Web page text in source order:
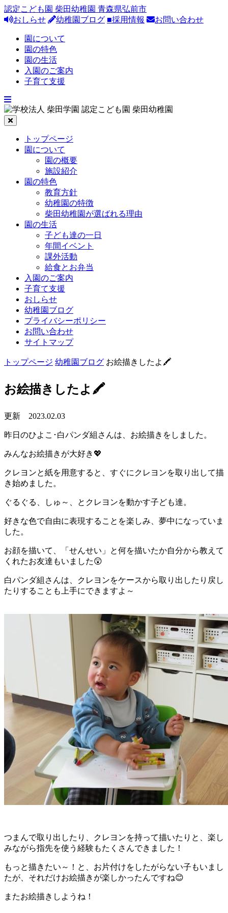
認定こども園 柴田幼稚園 青森県弘前市
おしらせ
幼稚園ブログ ■採用情報 お問い合わせ
園について
園の特色
園の生活
入園のご案内
子育て支援
トップページ
園について
園の概要
施設紹介
園の特色
教育方針
幼稚園の特徴
柴田幼稚園が選ばれる理由
園の生活
子ども達の一日
年間イベント
課外活動
給食とお弁当
入園のご案内
子育て支援
おしらせ
幼稚園ブログ
プライバシーポリシー
お問い合わせ
サイトマップ
トップページ 幼稚園ブログ お絵描きしたよ🖍
お絵描きしたよ🖍
更新 2023.02.03
昨日のひよこ･白パンダ組さんは、お絵描きをしました。
みんなお絵描きが大好き💖
クレヨンと紙を用意すると、すぐにクレヨンを取り出して描
き始めました。
ぐるぐる、しゅ～、とクレヨンを動かす子ども達。
好きな色で自由に表現することを楽しみ、夢中になっていま
した。
お顔を描いて、「せんせい」と何を描いたか自分から教えて
くれたお友達もいました😲
白パンダ組さんは、クレヨンをケースから取り出したり戻し
たりすることも上手にできますよ～
つまんで取り出したり、クレヨンを持って描いたりと、楽し
みながら指先を使う経験もたくさんできました！
もっと描きたい～！と、お片付けをしたがらない子もいまし
たが、それだけお絵描きが楽しかったんですね😊
またお絵描きしようね！